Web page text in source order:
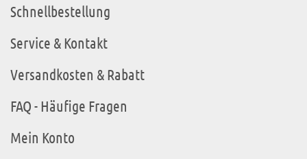
Schnellbestellung
Service & Kontakt
Versandkosten & Rabatt
FAQ - Häufige Fragen
Mein Konto